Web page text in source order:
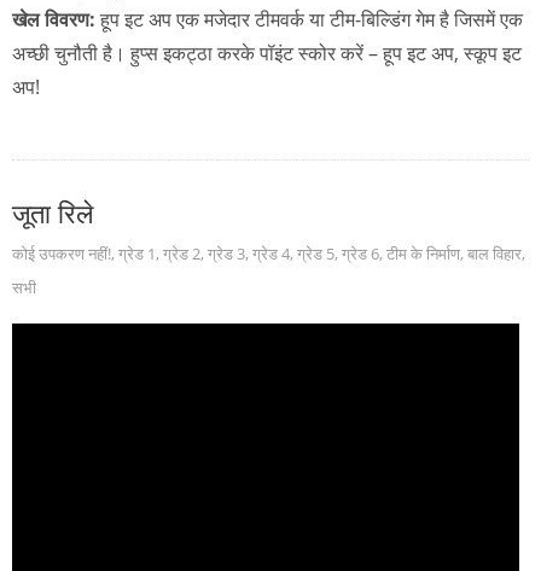
खेल विवरण: हूप इट अप एक मजेदार टीमवर्क या टीम-बिल्डिंग गेम है जिसमें एक
अच्छी चुनौती है। हुप्स इकट्ठा करके पॉइंट स्कोर करें – हूप इट अप, स्कूप इट
अप!
जूता रिले
कोई उपकरण नहीं!, ग्रेड 1, ग्रेड 2, ग्रेड 3, ग्रेड 4, ग्रेड 5, ग्रेड 6, टीम के निर्माण, बाल विहार,
सभी